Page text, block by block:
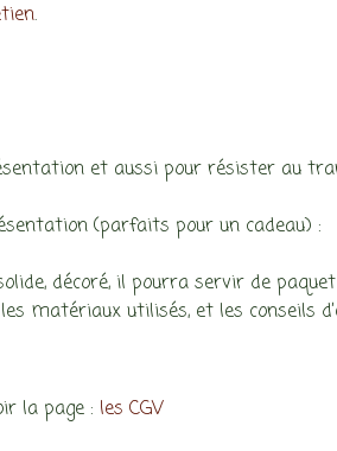
.
et aussi pour résister au
(parfaits pour un cadeau) :
décoré, il pourra servir de
matériaux utilisés, et les conseils
la page : les CGV